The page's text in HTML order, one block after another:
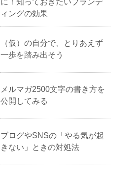
に！知っておきたいブランデ
ィングの効果
（仮）の自分で、とりあえず
一歩を踏み出そう
メルマガ2500文字の書き方を
公開してみる
ブログやSNSの「やる気が起
きない」ときの対処法